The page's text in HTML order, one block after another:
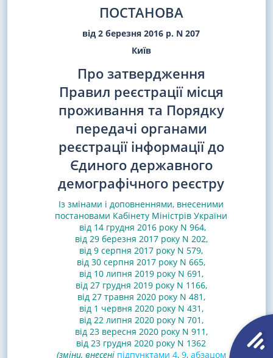
ПОСТАНОВА
від 2 березня 2016 р. N 207
Київ
Про затвердження
Правил реєстрації місця
проживання та Порядку
передачі органами
реєстрації інформації до
Єдиного державного
демографічного реєстру
Із змінами і доповненнями, внесеними
постановами Кабінету Міністрів України
від 14 грудня 2016 року N 964,
від 29 березня 2017 року N 202,
від 9 серпня 2017 року N 579,
від 30 серпня 2017 року N 665,
від 10 липня 2019 року N 691,
від 27 грудня 2019 року N 1166,
від 27 травня 2020 року N 481,
від 1 червня 2020 року N 431,
від 22 липня 2020 року N 701,
від 23 вересня 2020 року N 911,
від 23 грудня 2020 року N 1362
(зміни, внесені підпунктами 4, 9, абзацом